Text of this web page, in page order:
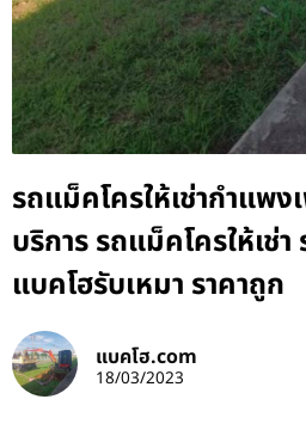
รถแม็คโครให้เช่ากำแพ
บริการ รถแม็คโครให้เช่
แบคโฮรับเหมา ราคาถูก
แบคโฮ.com
18/03/2023